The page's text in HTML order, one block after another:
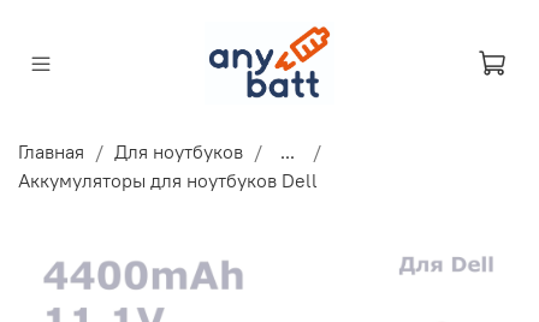
Главная Для ноутбуков
...
Аккумуляторы для ноутбуков Dell